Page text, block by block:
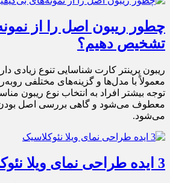
چطور ریبون اصل را از
تشخیص دهیم؟
ریبون پرینتر کارت شناسایی تنوع زیادی
معمولاً با مدل‌ها و گزینه‌های مختلفی
توجه بیشتر افراد به انتخاب نوع ریبون
معطوف می‌شود و گاهی بررسی اصل بودن
می‌شود.
3 ایده طراحی نمای ویلا نئوکلاسیک